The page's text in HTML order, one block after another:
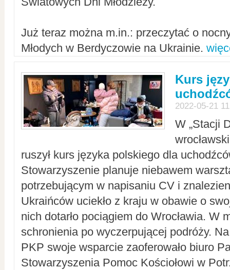
Już teraz można m.in.: przeczytać o
Młodych w Berdyczowie na Ukrainie.
Kurs
2022-05-21
W „Stacji
ruszył kurs języka polskiego dla
Stowarzyszenie planuje niebawem
potrzebującym w napisaniu CV i
Ukraińców uciekło z kraju w obawie o
nich dotarło pociągiem do Wrocławia. W
schronienia po wyczerpującej podróży.
PKP swoje wsparcie zaoferowało biuro
Stowarzyszenia Pomoc Kościołowi w